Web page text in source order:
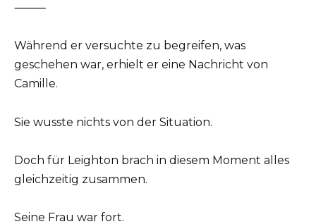
⸻
Während er versuchte zu begreifen, was
geschehen war, erhielt er eine Nachricht von
Camille.
Sie wusste nichts von der Situation.
Doch für Leighton brach in diesem Moment alles
gleichzeitig zusammen.
Seine Frau war fort.